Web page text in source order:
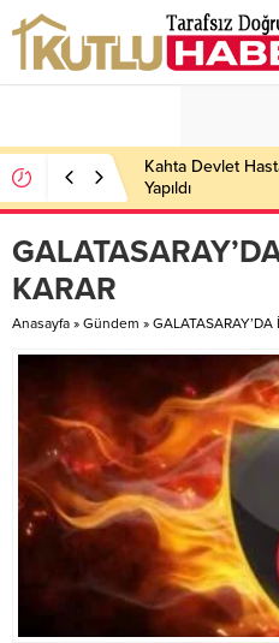
Kahta Devlet
Yapıldı
KARAR
Anasayfa » Gündem »